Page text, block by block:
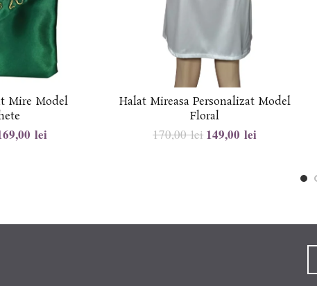
Mire Model
lei
Halat Mireasa Personalizat Model
Floral
170,00lei 149,00lei